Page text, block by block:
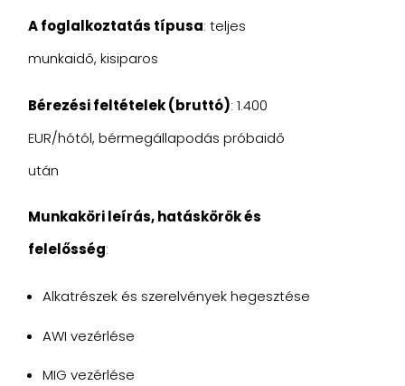
A foglalkoztatás típusa: teljes
munkaidő, kisiparos
Bérezési feltételek (bruttó): 1.400
EUR/hótól, bérmegállapodás próbaidő
után
Munkaköri leírás, hatáskörök és
felelősség:
Alkatrészek és szerelvények hegesztése
AWI vezérlése
MIG vezérlése